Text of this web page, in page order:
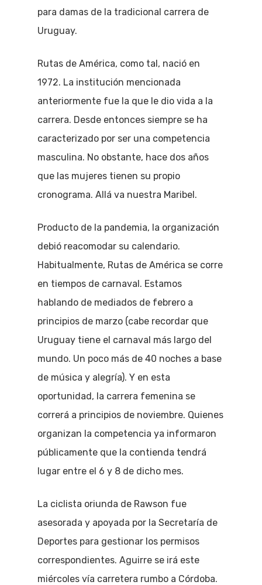
para damas de la tradicional carrera de
Uruguay.
Rutas de América, como tal, nació en
1972. La institución mencionada
anteriormente fue la que le dio vida a la
carrera. Desde entonces siempre se ha
caracterizado por ser una competencia
masculina. No obstante, hace dos años
que las mujeres tienen su propio
cronograma. Allá va nuestra Maribel.
Producto de la pandemia, la organización
debió reacomodar su calendario.
Habitualmente, Rutas de América se corre
en tiempos de carnaval. Estamos
hablando de mediados de febrero a
principios de marzo (cabe recordar que
Uruguay tiene el carnaval más largo del
mundo. Un poco más de 40 noches a base
de música y alegría). Y en esta
oportunidad, la carrera femenina se
correrá a principios de noviembre. Quienes
organizan la competencia ya informaron
públicamente que la contienda tendrá
lugar entre el 6 y 8 de dicho mes.
La ciclista oriunda de Rawson fue
asesorada y apoyada por la Secretaría de
Deportes para gestionar los permisos
correspondientes. Aguirre se irá este
miércoles vía carretera rumbo a Córdoba.